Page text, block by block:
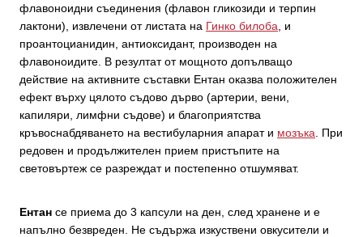
флавоноидни съединения (флавон гликозиди и терпин
лактони), извлечени от листата на Гинко билоба , и
проантоцианидин, антиоксидант, производен на
флавоноидите. В резултат от мощното допълващо
действие на активните съставки Ентан оказва положителен
ефект върху цялото съдово дърво (артерии, вени,
капиляри, лимфни съдове) и благоприятства
кръвоснабдяването на вестибуларния апарат и мозъка . При
редовен и продължителен прием пристъпите на
световъртеж се разреждат и постепенно отшумяват.
Ентан се приема до 3 капсули на ден, след хранене и е
напълно безвреден. Не съдържа изкуствени овкусители и